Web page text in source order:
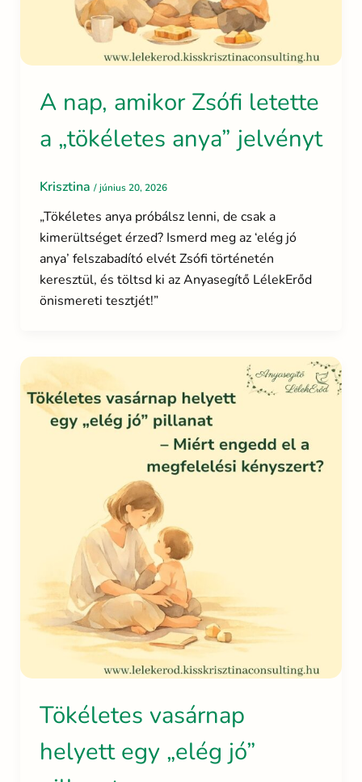
A nap, amikor Zsófi letette
a „tökéletes anya” jelvényt
Krisztina /június 20, 2026
„Tökéletes anya próbálsz lenni, de csak a
kimerültséget érzed? Ismerd meg az ‘elég jó
anya’ felszabadító elvét Zsófi történetén
keresztül, és töltsd ki az Anyasegítő LélekErőd
önismereti tesztjét!”
Tökéletes vasárnap
helyett egy „elég jó”